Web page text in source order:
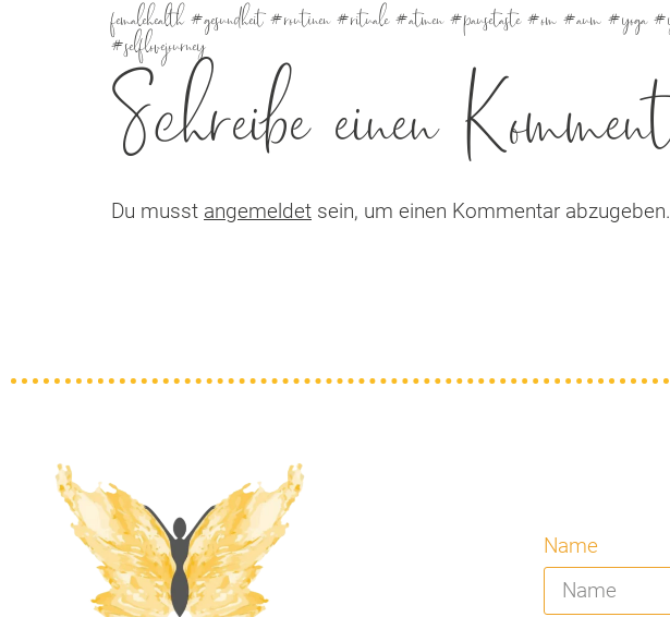
femalehealth #gesundheit #routinen #rituale #atmen #pausetaste #om #aum #yoga
#selflovejourney
Schreibe einen
Du musst angemeldet sein, um einen Kommentar abzugeben.
Name